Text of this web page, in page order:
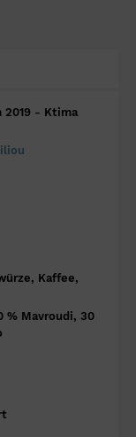
2019 - Ktima
Kaffee,
% Mavroudi, 30